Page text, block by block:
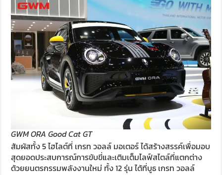
GWM ORA Good Cat GT
สัมผัสทั้ง 5 ไฮไลต์ที่ เกรท วอลล์ มอเตอร์ ได้สร้างสรรค์เพื่อมอบ
สุดยอดประสบการณ์การขับขี่และเติมเต็มไลฟ์สไตล์ที่แตกต่าง
ด้วยยนตรกรรมพลังงานใหม่ ทั้ง 12 รุ่น ได้ที่บูธ เกรท วอลล์